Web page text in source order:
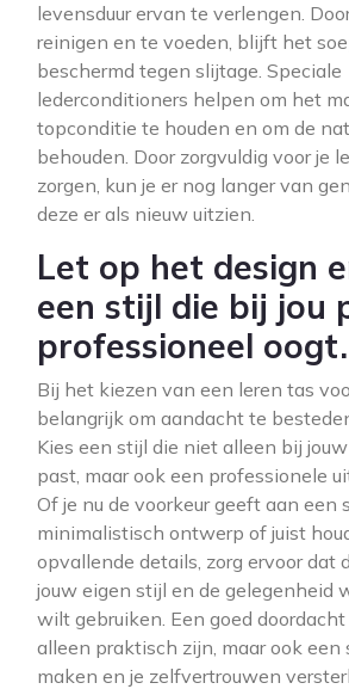
levensduur ervan te verlengen.
reinigen en te voeden, blijft het
beschermd tegen slijtage. Speciale
lederconditioners helpen om het
topconditie te houden en om de
behouden. Door zorgvuldig voor je
zorgen, kun je er nog langer van
deze er als nieuw uitzien.
Let op het design
een stijl die bij jou
professioneel oogt.
Bij het kiezen van een leren tas
belangrijk om aandacht te
Kies een stijl die niet alleen bij
past, maar ook een professionele
Of je nu de voorkeur geeft aan een
minimalistisch ontwerp of juist
opvallende details, zorg ervoor dat
jouw eigen stijl en de gelegenheid
wilt gebruiken. Een goed
alleen praktisch zijn, maar ook
maken en je zelfvertrouwen